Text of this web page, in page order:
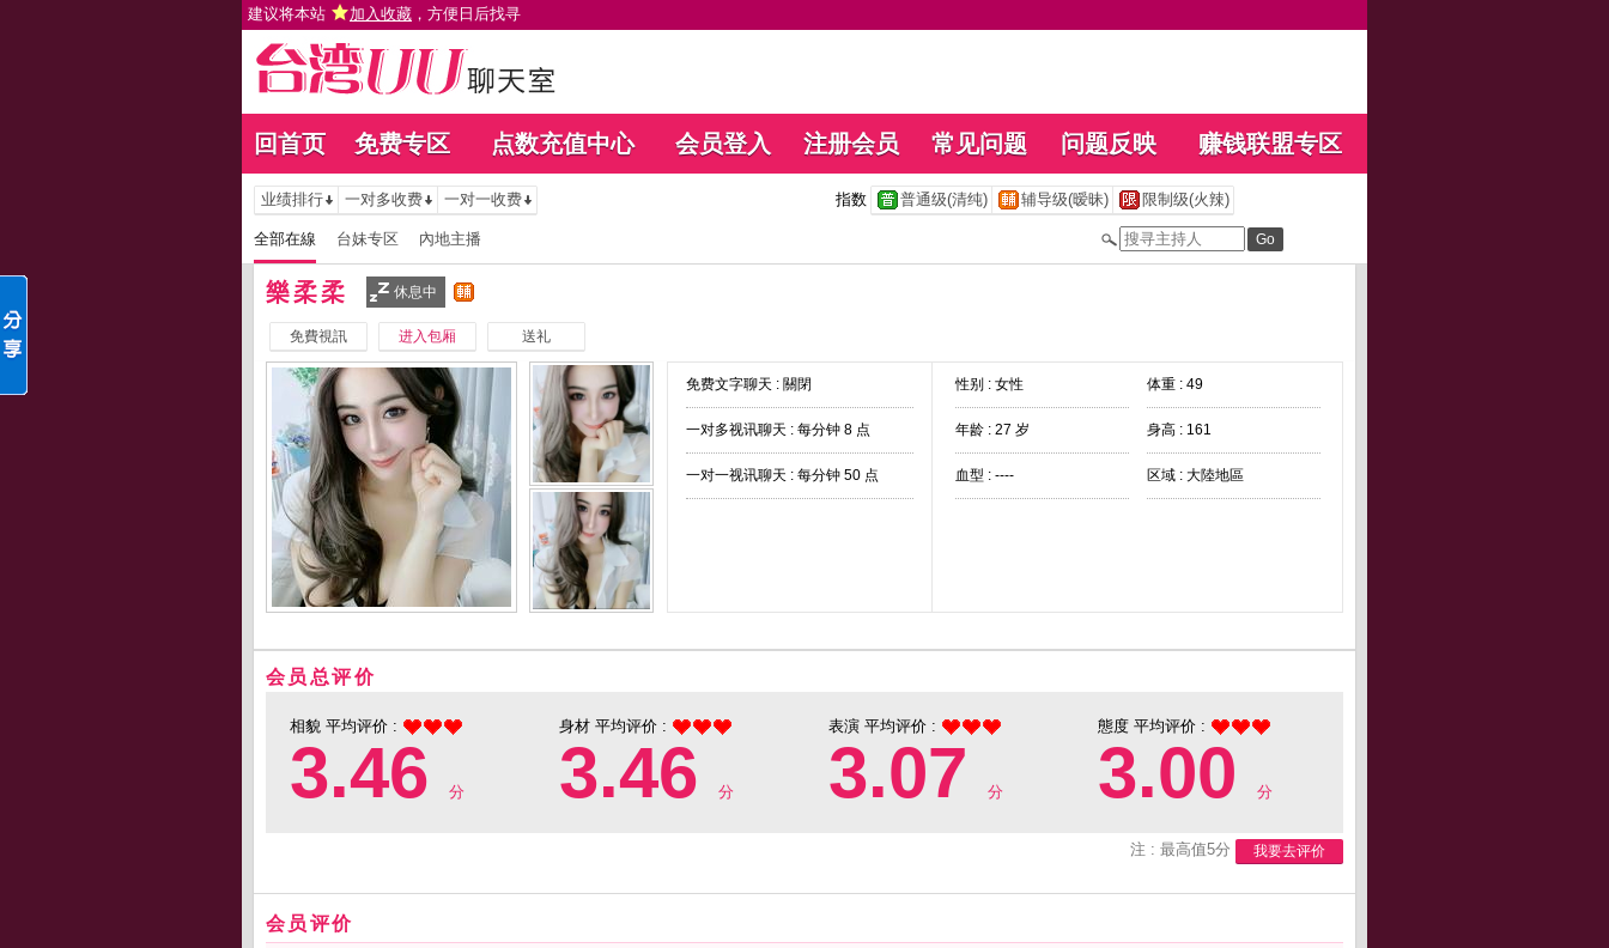
建议将本站 加入收藏 ，方便日后找寻
回首页 免费专区 点数充值中心 会员登入 注册会员 常见问题 问题反映 赚钱联盟专区
业绩排行 一对多收费 一对一收费 指数 普通级(清纯) 辅导级(暧昧) 限制级(火辣)
全部在線 台妹专区 內地主播
樂柔柔 休息中
免費視訊 进入包厢 送礼
免费文字聊天 : 關閉
一对多视讯聊天 : 每分钟 8 点
一对一视讯聊天 : 每分钟 50 点
性别 : 女性 体重 : 49
年龄 : 27 岁 身高 : 161
血型 : ---- 区域 : 大陸地區
会员总评价
相貌 平均评价 :
3.46 分
身材 平均评价 :
3.46 分
表演 平均评价 :
3.07 分
態度 平均评价 :
3.00 分
注 : 最高值5分 我要去评价
会员评价